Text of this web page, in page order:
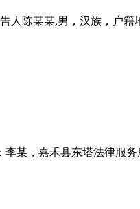
人陈某某,男，汉族，户
某，嘉禾县东塔法律服